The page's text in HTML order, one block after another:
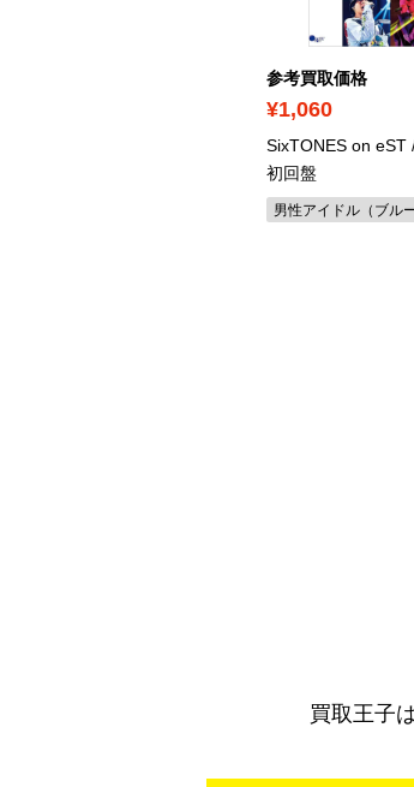
参考買取価格
¥1,060
SixTONES on eST
初回盤
男性アイドル（ブル
買取王子